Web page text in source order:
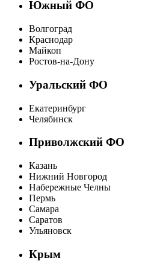
Южный ФО
Волгоград
Краснодар
Майкоп
Ростов-на-Дону
Уральский ФО
Екатеринбург
Челябинск
Приволжский ФО
Казань
Нижний Новгород
Набережные Челны
Пермь
Самара
Саратов
Ульяновск
Крым